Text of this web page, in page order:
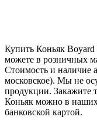
Купить Коньяк
можете в розничных
Стоимость и наличие
московское). Мы не
продукции. Закажите
Коньяк можно в
банковской картой.